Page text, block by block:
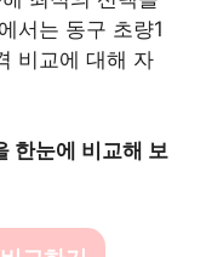
서는 동구 초량1
비교에 대해 자
한눈에 비교해 보